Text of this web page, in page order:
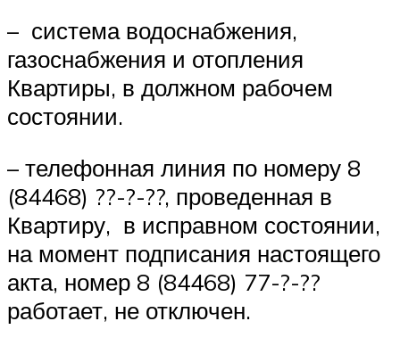
– система водоснабжения,
газоснабжения и отопления
Квартиры, в должном рабочем
состоянии.
– телефонная линия по номеру 8
(84468) ??-?-??, проведенная в
Квартиру, в исправном состоянии,
на момент подписания настоящего
акта, номер 8 (84468) 77-?-??
работает, не отключен.